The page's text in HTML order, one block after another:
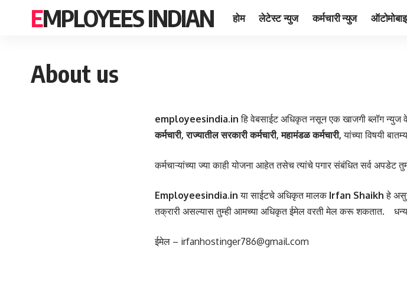
EMPLOYEES INDIAN होम लेटेस्ट न्युज कर्मचारी न्युज
About us
employeesindia.in हि वेबसाईट अधिकृत नसून एक खाजगी ब्लॉग
कर्मचारी, राज्यातील सरकारी कर्मचारी, महामंडळ कर्मचारी, यांच्या विषयी
कर्मचाऱ्यांच्या ज्या काही योजना आहेत तसेच त्यांचे पगार संबंधित सर्व अपडेट
Employeesindia.in या साईटचे अधिकृत मालक Irfan Shaikh हे
तक्रारी असल्यास तुम्ही आमच्या अधिकृत ईमेल वरती मेल करू शकतात.
ईमेल – irfanhostinger786@gmail.com